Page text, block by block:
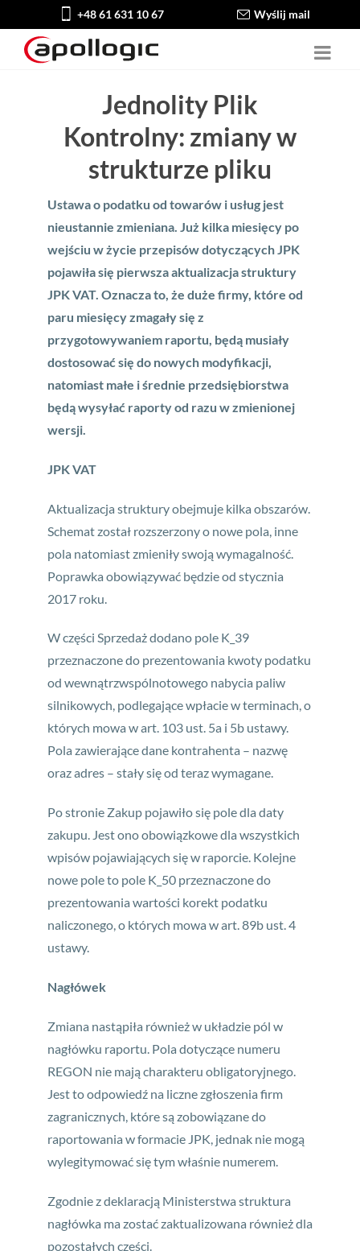
+48 61 631 10 67 Wyślij mail
Jednolity Plik
Kontrolny: zmiany w
strukturze pliku
Ustawa o podatku od towarów i usług jest
nieustannie zmieniana. Już kilka miesięcy po
wejściu w życie przepisów dotyczących JPK
pojawiła się pierwsza aktualizacja struktury
JPK VAT. Oznacza to, że duże firmy, które od
paru miesięcy zmagały się z
przygotowywaniem raportu, będą musiały
dostosować się do nowych modyfikacji,
natomiast małe i średnie przedsiębiorstwa
będą wysyłać raporty od razu w zmienionej
wersji.
JPK VAT
Aktualizacja struktury obejmuje kilka obszarów.
Schemat został rozszerzony o nowe pola, inne
pola natomiast zmieniły swoją wymagalność.
Poprawka obowiązywać będzie od stycznia
2017 roku.
W części Sprzedaż dodano pole K_39
przeznaczone do prezentowania kwoty podatku
od wewnątrzwspólnotowego nabycia paliw
silnikowych, podlegające wpłacie w terminach, o
których mowa w art. 103 ust. 5a i 5b ustawy.
Pola zawierające dane kontrahenta – nazwę
oraz adres – stały się od teraz wymagane.
Po stronie Zakup pojawiło się pole dla daty
zakupu. Jest ono obowiązkowe dla wszystkich
wpisów pojawiających się w raporcie. Kolejne
nowe pole to pole K_50 przeznaczone do
prezentowania wartości korekt podatku
naliczonego, o których mowa w art. 89b ust. 4
ustawy.
Nagłówek
Zmiana nastąpiła również w układzie pól w
nagłówku raportu. Pola dotyczące numeru
REGON nie mają charakteru obligatoryjnego.
Jest to odpowiedź na liczne zgłoszenia firm
zagranicznych, które są zobowiązane do
raportowania w formacie JPK, jednak nie mogą
wylegitymować się tym właśnie numerem.
Zgodnie z deklaracją Ministerstwa struktura
nagłówka ma zostać zaktualizowana również dla
pozostałych części.